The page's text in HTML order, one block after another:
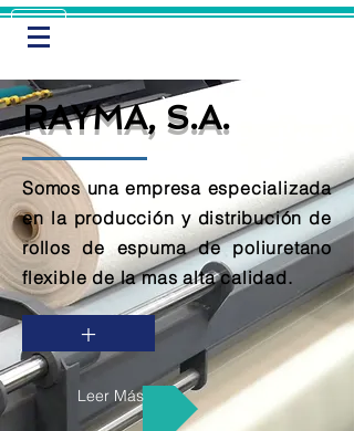
RAYMA, S.A.
Somos una empresa especializada
en la producción y distribución de
rollos de espuma de poliuretano
flexible de la mas alta calidad.
+
Leer Más